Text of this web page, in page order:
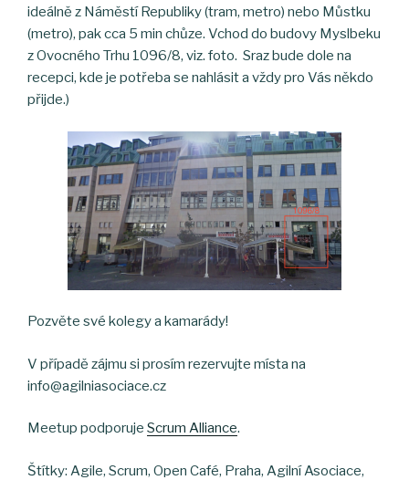
ideálně z Náměstí Republiky (tram, metro) nebo Můstku
(metro), pak cca 5 min chůze. Vchod do budovy Myslbeku
z Ovocného Trhu 1096/8, viz. foto. Sraz bude dole na
recepci, kde je potřeba se nahlásit a vždy pro Vás někdo
přijde.)
Pozvěte své kolegy a kamarády!
V případě zájmu si prosím rezervujte místa na
info@agilniasociace.cz
Meetup podporuje Scrum Alliance.
Štítky: Agile, Scrum, Open Café, Praha, Agilní Asociace,